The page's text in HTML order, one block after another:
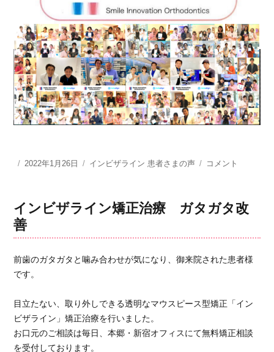
投
2022年1月26日
カ
リ
ー
インビザライン 患者さまの声
さ
歯
科
ス
タ
ッ
方
先
コメント
インビザライン矯正治療 ガタガタ改
善
前歯のガタガタと噛み合わせが気になり、御来院された患者様
です。
目立たない、取り外しできる透明なマウスピース型矯正「イン
ビザライン」矯正治療を行いました。
お口元のご相談は毎日、本郷・新宿オフィスにて無料矯正相談
を受付しております。